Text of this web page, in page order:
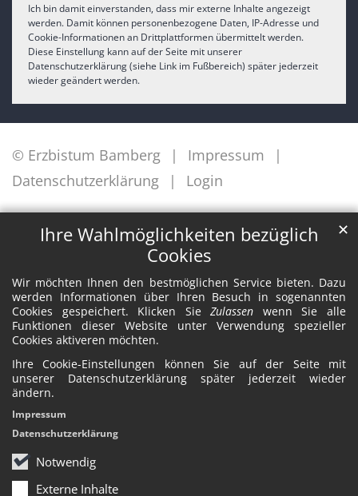
Ihre Wahlmöglichkeiten bezüglich
Cookies
Wir möchten Ihnen den bestmöglichen Service bieten. Dazu
werden Informationen über Ihren Besuch in sogenannten
Cookies gespeichert. Klicken SieZulassen wenn Sie alle
Funktionen dieser Website unter Verwendung spezieller
Cookies aktiveren möchten.
Ihre Cookie-Einstellungen können Sie auf der Seite mit
unserer Datenschutzerklärung später jederzeit wieder
ändern.
Notwendig
Externe Inhalte
✕
Impressum
Datenschutzerklärung
Ich bin damit einverstanden, dass mir externe Inhalte angezeigt
werden. Damit können personenbezogene Daten, IP-Adresse und
Cookie-Informationen an Drittplattformen übermittelt werden.
Diese Einstellung kann auf der Seite mit unserer
Datenschutzerklärung (siehe Link im Fußbereich) später jederzeit
wieder geändert werden.
© Erzbistum Bamberg
Impressum
Datenschutzerklärung
Login